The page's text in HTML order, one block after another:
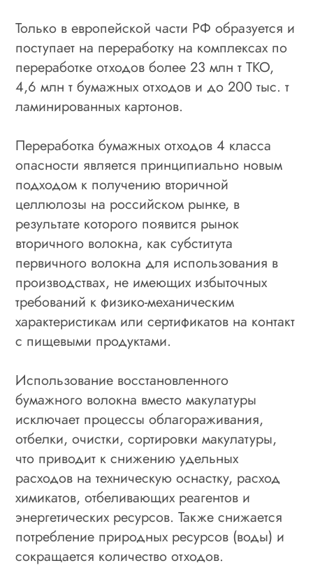
Только в европейской части РФ образуется и
поступает на переработку на комплексах по
переработке отходов более 23 млн т ТКО,
4,6 млн т бумажных отходов и до 200 тыс. т
ламинированных картонов.
Переработка бумажных отходов 4 класса
опасности является принципиально новым
подходом к получению вторичной
целлюлозы на российском рынке, в
результате которого появится рынок
вторичного волокна, как субститута
первичного волокна для использования в
производствах, не имеющих избыточных
требований к физико-механическим
характеристикам или сертификатов на контакт
с пищевыми продуктами.
Использование восстановленного
бумажного волокна вместо макулатуры
исключает процессы облагораживания,
отбелки, очистки, сортировки макулатуры,
что приводит к снижению удельных
расходов на техническую оснастку, расход
химикатов, отбеливающих реагентов и
энергетических ресурсов. Также снижается
потребление природных ресурсов (воды) и
сокращается количество отходов.